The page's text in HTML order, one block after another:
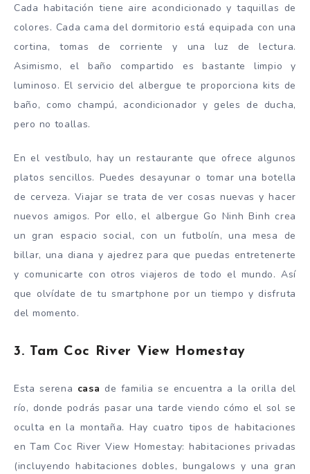
Cada habitación tiene aire acondicionado y taquillas de
colores. Cada cama del dormitorio está equipada con una
cortina, tomas de corriente y una luz de lectura.
Asimismo, el baño compartido es bastante limpio y
luminoso. El servicio del albergue te proporciona kits de
baño, como champú, acondicionador y geles de ducha,
pero no toallas.
En el vestíbulo, hay un restaurante que ofrece algunos
platos sencillos. Puedes desayunar o tomar una botella
de cerveza. Viajar se trata de ver cosas nuevas y hacer
nuevos amigos. Por ello, el albergue Go Ninh Binh crea
un gran espacio social, con un futbolín, una mesa de
billar, una diana y ajedrez para que puedas entretenerte
y comunicarte con otros viajeros de todo el mundo. Así
que olvídate de tu smartphone por un tiempo y disfruta
del momento.
3. Tam Coc River View Homestay
Esta serena casa de familia se encuentra a la orilla del
río, donde podrás pasar una tarde viendo cómo el sol se
oculta en la montaña. Hay cuatro tipos de habitaciones
en Tam Coc River View Homestay: habitaciones privadas
(incluyendo habitaciones dobles, bungalows y una gran